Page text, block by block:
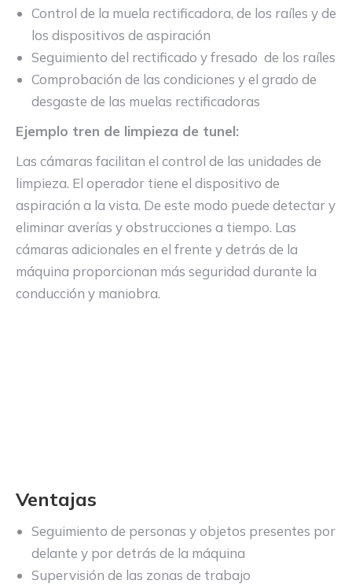
Control de la muela rectificadora, de los raíles y de
los dispositivos de aspiración
Seguimiento del rectificado y fresado de los raíles
Comprobación de las condiciones y el grado de
desgaste de las muelas rectificadoras
Ejemplo tren de limpieza de tunel:
Las cámaras facilitan el control de las unidades de
limpieza. El operador tiene el dispositivo de
aspiración a la vista. De este modo puede detectar y
eliminar averías y obstrucciones a tiempo. Las
cámaras adicionales en el frente y detrás de la
máquina proporcionan más seguridad durante la
conducción y maniobra.
Ventajas
Seguimiento de personas y objetos presentes por
delante y por detrás de la máquina
Supervisión de las zonas de trabajo